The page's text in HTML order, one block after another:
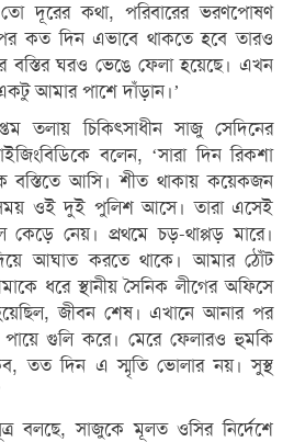
তো দূরের কথা, পরিবারের ভরণপোষণ
কত দিন এভাবে থাকতে হবে তারও
ঘরও ভেঙে ফেলা হয়েছে। এখন
আমার পাশে দাঁড়ান।’
তলায় চিকিৎসাধীন সাজু সেদিনের
বলেন, ‘সারা দিন রিকশা
বস্তিতে আসি। শীত থাকায় কয়েকজন
ওই দুই পুলিশ আসে। তারা এসেই
কেড়ে নেয়। প্রথমে চড়-থাপ্পড় মারে।
আঘাত করতে থাকে। আমার ঠোঁট
ধরে স্থানীয় সৈনিক লীগের অফিসে
জীবন শেষ। এখানে আনার পর
গুলি করে। মেরে ফেলারও হুমকি
তত দিন এ স্মৃতি ভোলার নয়। সুস্থ
বলছে, সাজুকে মূলত ওসির নির্দেশে